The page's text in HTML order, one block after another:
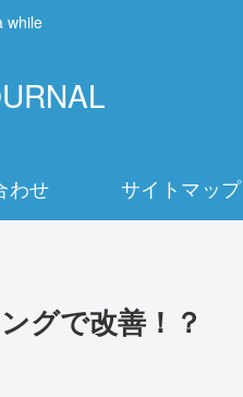
while
わせ サイトマップ
グで改善！？